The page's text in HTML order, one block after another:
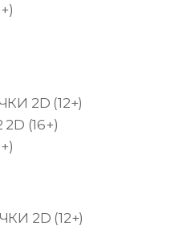
2D (12+)
(16+)
2D (12+)